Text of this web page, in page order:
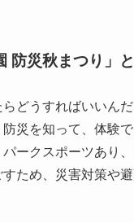
防災秋まつり」
らどうすればいいんだ
災を知って、体験
ークスポーツあり
ため、災害対策や